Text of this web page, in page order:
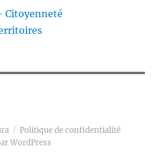
Citoyenneté
Politique de confidentialité
WordPress